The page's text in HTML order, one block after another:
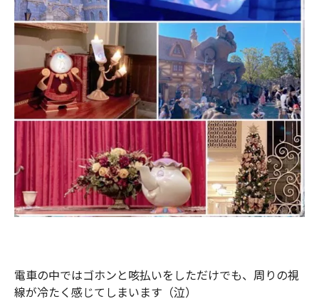
電車の中ではゴホンと咳払いをしただけでも、周りの視
線が冷たく感じてしまいます（泣）